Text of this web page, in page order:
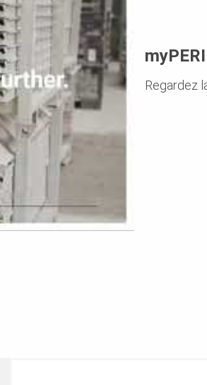
myPERI
Regardez